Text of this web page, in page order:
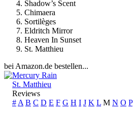
Shadow’s Scent
Chimaera
Sortilèges
Eldritch Mirror
Heaven In Sunset
St. Matthieu
bei Amazon.de bestellen...
Mercury Rain
St. Matthieu
Reviews
# A B C D E F G H I J K L M N O P